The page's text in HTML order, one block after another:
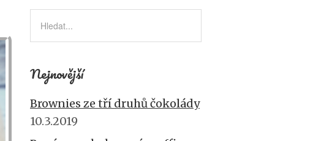
Nejnovější
Brownies ze tří druhů čokolády
10.3.2019